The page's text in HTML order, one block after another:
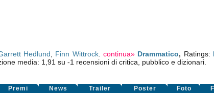
Hedlund Finn Wittrock.continua» Drammatico, Ratings:
media: 1,91 su -1 recensioni di critica, pubblico e dizionari.
Premi News Trailer Poster Foto